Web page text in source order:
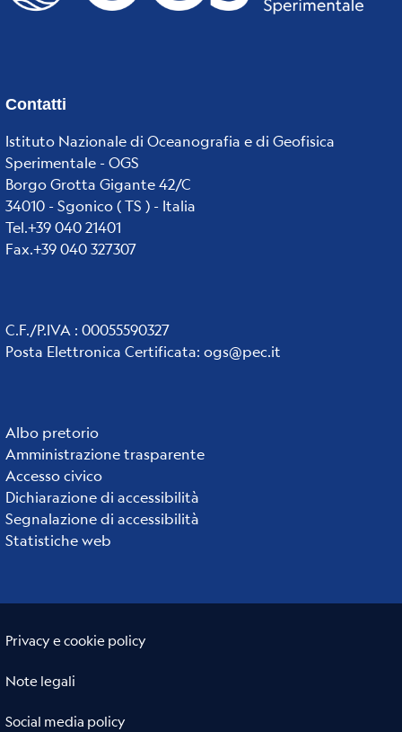
Contatti
Istituto Nazionale di Oceanografia e di Geofisica
Sperimentale - OGS
Borgo Grotta Gigante 42/C
34010 - Sgonico ( TS ) - Italia
Tel.+39 040 21401
Fax.+39 040 327307
C.F./P.IVA : 00055590327
Posta Elettronica Certificata: ogs@pec.it
Institute
links
Albo pretorio
Amministrazione trasparente
Accesso civico
Dichiarazione di accessibilità
Segnalazione di accessibilità
Statistiche web
Privacy e cookie policy
Note legali
Social media policy